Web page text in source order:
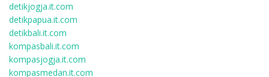
detikjogja.it.com
detikpapua.it.com
detikbali.it.com
kompasbali.it.com
kompasjogja.it.com
kompasmedan.it.com